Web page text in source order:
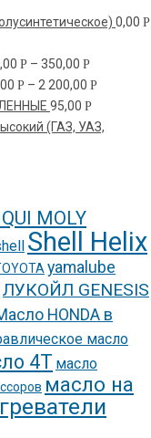
0,00 Р
Р – 350,00 Р
Р – 2 200,00 Р
95,00 Р
(ГАЗ, УАЗ,
MOLY
Shell Helix
yamalube
ЛУКОЙЛ GENESIS
HONDA в
масло
4Т масло
масло на